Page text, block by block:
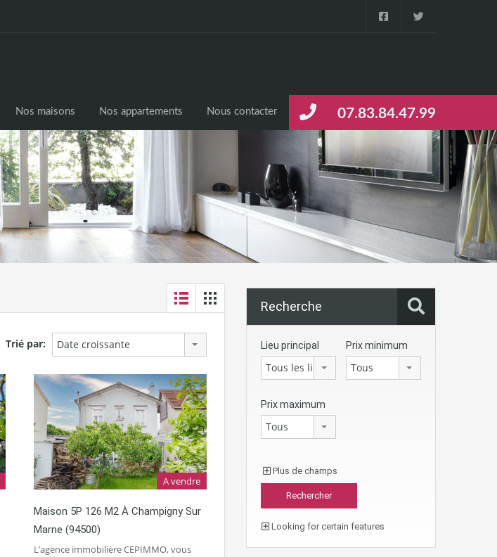
07.83.84.47.99
Nos maisons Nos appartements Nous contacter
Trié par: Date croissante
A vendre
Maison 5P 126 M2 À Champigny Sur
Marne (94500)
L’agence immobilière CEPIMMO, vous
Recherche
Lieu principal
Tous les lieux
Prix minimum
Tous
Prix maximum
Tous
Plus de champs
Looking for certain features